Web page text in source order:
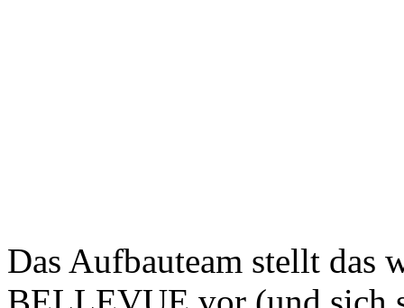
Das Aufbauteam stellt das